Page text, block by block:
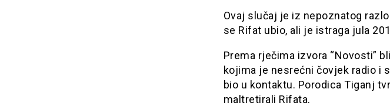
Ovaj slučaj je iz nepoznatog
se Rifat ubio, ali je istraga jula
Prema rječima izvora “Novosti”
kojima je nesrećni čovjek radio i
bio u kontaktu. Porodica Tiganj
maltretirali Rifata.